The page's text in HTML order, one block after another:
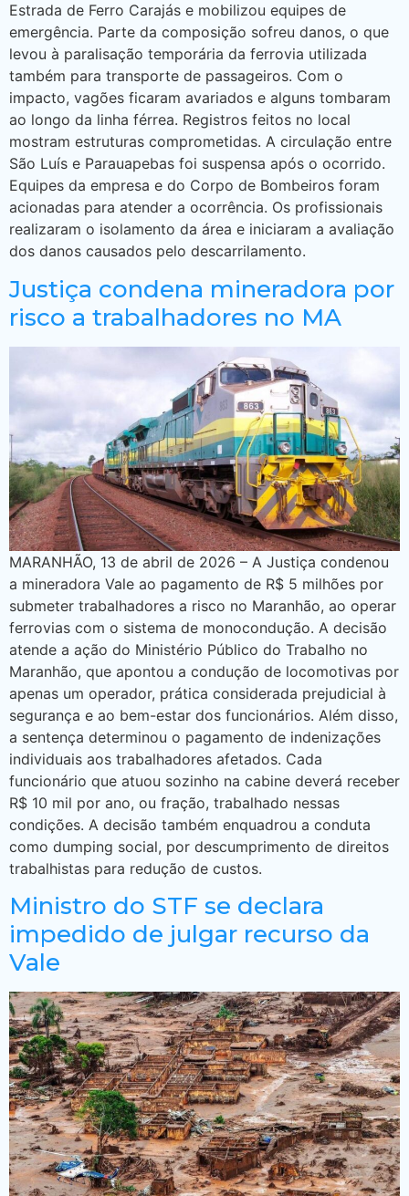
Estrada de Ferro Carajás e mobilizou equipes de
emergência. Parte da composição sofreu danos, o que
levou à paralisação temporária da ferrovia utilizada
também para transporte de passageiros. Com o
impacto, vagões ficaram avariados e alguns tombaram
ao longo da linha férrea. Registros feitos no local
mostram estruturas comprometidas. A circulação entre
São Luís e Parauapebas foi suspensa após o ocorrido.
Equipes da empresa e do Corpo de Bombeiros foram
acionadas para atender a ocorrência. Os profissionais
realizaram o isolamento da área e iniciaram a avaliação
dos danos causados pelo descarrilamento.
Justiça condena mineradora por
risco a trabalhadores no MA
MARANHÃO, 13 de abril de 2026 – A Justiça condenou
a mineradora Vale ao pagamento de R$ 5 milhões por
submeter trabalhadores a risco no Maranhão, ao operar
ferrovias com o sistema de monocondução. A decisão
atende a ação do Ministério Público do Trabalho no
Maranhão, que apontou a condução de locomotivas por
apenas um operador, prática considerada prejudicial à
segurança e ao bem-estar dos funcionários. Além disso,
a sentença determinou o pagamento de indenizações
individuais aos trabalhadores afetados. Cada
funcionário que atuou sozinho na cabine deverá receber
R$ 10 mil por ano, ou fração, trabalhado nessas
condições. A decisão também enquadrou a conduta
como dumping social, por descumprimento de direitos
trabalhistas para redução de custos.
Ministro do STF se declara
impedido de julgar recurso da
Vale